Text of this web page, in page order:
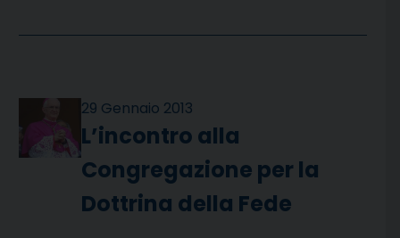
29 Gennaio 2013
L’incontro alla
Congregazione per la
Dottrina della Fede